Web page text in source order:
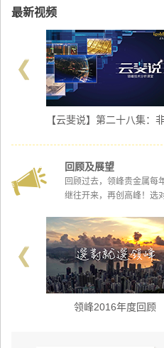
最新视频
回顾及展望
回顾过去，领峰贵金属每
继往开来，再创高峰！选
领峰2016年度回顾